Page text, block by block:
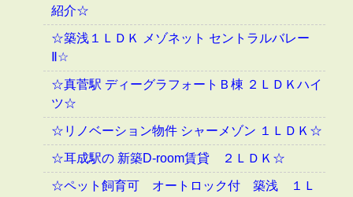
紹介☆
☆築浅１ＬＤＫ メゾネット セントラルバレー
Ⅱ☆
☆真菅駅 ディーグラフォートＢ棟 ２ＬＤＫハイ
ツ☆
☆リノベーション物件 シャーメゾン １ＬＤＫ☆
☆耳成駅の 新築D-room賃貸 ２ＬＤＫ☆
☆ペット飼育可 オートロック付 築浅 １Ｌ